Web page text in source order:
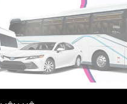
Xe hoa cưới